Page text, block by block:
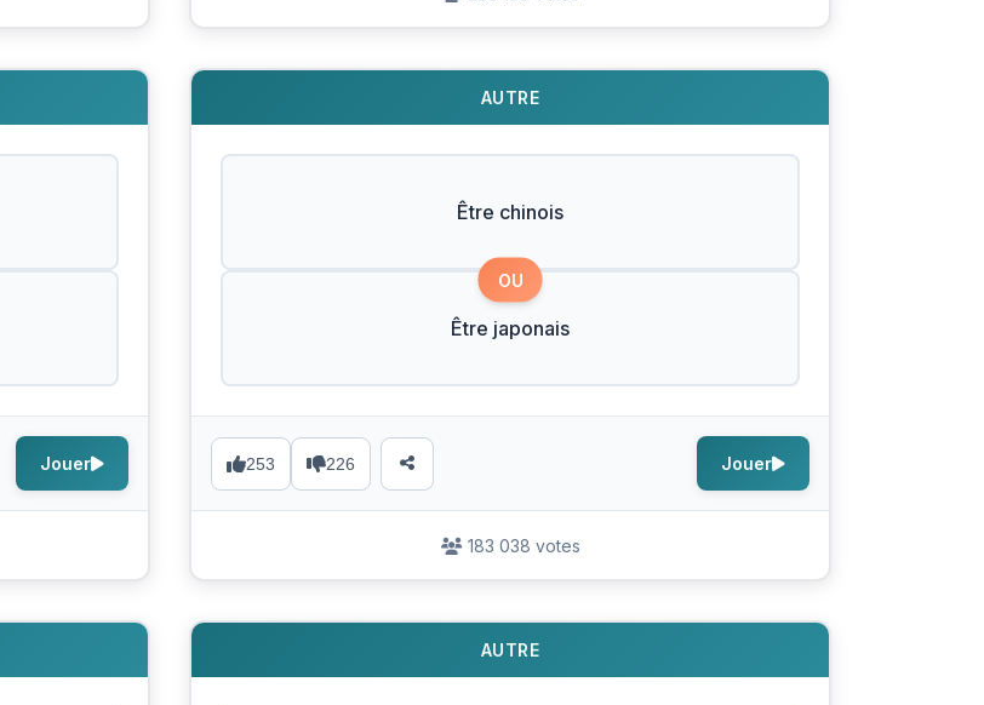
Jouer
AUTRE
Être chinois
OU
Être japonais
253 226 Jouer
183 038 votes
AUTRE